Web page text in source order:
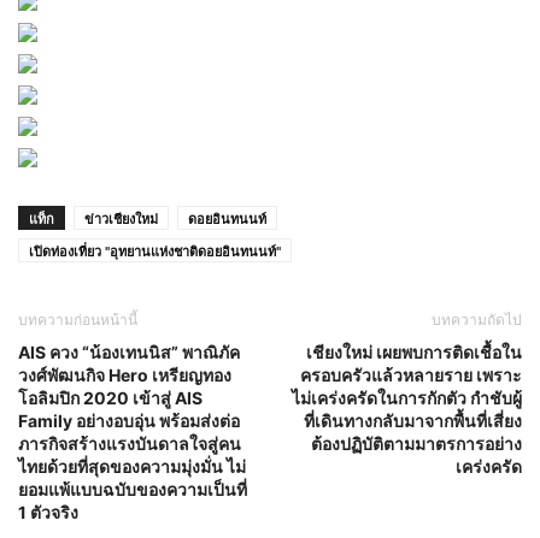
แท็ก ข่าวเชียงใหม่
ดอยอินทนนท์
เปิดท่องเที่ยว "อุทยานแห่งชาติดอยอินทนนท์"
บทความก่อนหน้านี้
AIS ควง “น้องเทนนิส” พาณิภัค
วงศ์พัฒนกิจ Hero เหรียญทอง
โอลิมปิก 2020 เข้าสู่ AIS
Family อย่างอบอุ่น พร้อมส่งต่อ
ภารกิจสร้างแรงบันดาลใจสู่คน
ไทยด้วยที่สุดของความมุ่งมั่น ไม่
ยอมแพ้แบบฉบับของความเป็นที่
1 ตัวจริง
บทความถัดไป
เชียงใหม่ เผยพบการติดเชื้อใน
ครอบครัวแล้วหลายราย เพราะ
ไม่เคร่งครัดในการกักตัว กำชับผู้
ที่เดินทางกลับมาจากพื้นที่เสี่ยง
ต้องปฏิบัติตามมาตรการอย่าง
เคร่งครัด